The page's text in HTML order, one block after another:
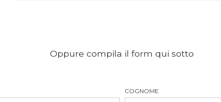
Oppure compila il form qui sotto
COGNOME